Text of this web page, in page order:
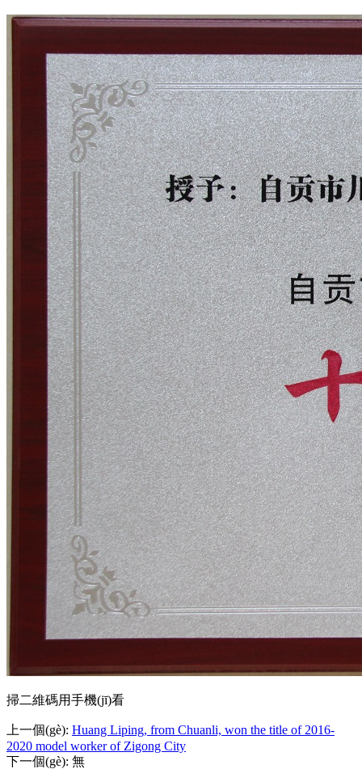
掃二維碼用手機(jī)看
上一個(gè): Huang Liping, from Chuanli, won the title of 2016-
2020 model worker of Zigong City
下一個(gè): 無